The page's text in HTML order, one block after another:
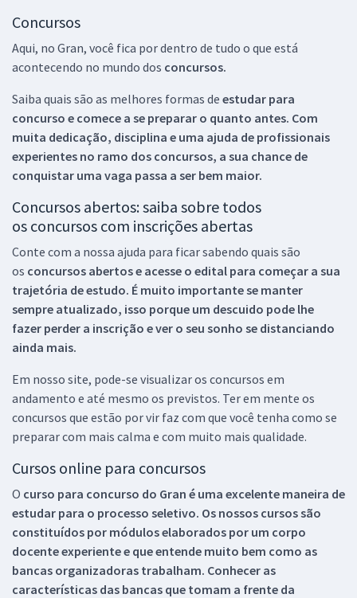
Concursos
Aqui, no Gran, você fica por dentro de tudo o que está
acontecendo no mundo dos concursos.
Saiba quais são as melhores formas de estudar para
concurso e comece a se preparar o quanto antes. Com
muita dedicação, disciplina e uma ajuda de profissionais
experientes no ramo dos concursos, a sua chance de
conquistar uma vaga passa a ser bem maior.
Concursos abertos: saiba sobre todos
os concursos com inscrições abertas
Conte com a nossa ajuda para ficar sabendo quais são
os concursos abertos e acesse o edital para começar a sua
trajetória de estudo. É muito importante se manter
sempre atualizado, isso porque um descuido pode lhe
fazer perder a inscrição e ver o seu sonho se distanciando
ainda mais.
Em nosso site, pode-se visualizar os concursos em
andamento e até mesmo os previstos. Ter em mente os
concursos que estão por vir faz com que você tenha como se
preparar com mais calma e com muito mais qualidade.
Cursos online para concursos
O curso para concurso do Gran é uma excelente maneira de
estudar para o processo seletivo. Os nossos cursos são
constituídos por módulos elaborados por um corpo
docente experiente e que entende muito bem como as
bancas organizadoras trabalham. Conhecer as
características das bancas que tomam a frente da